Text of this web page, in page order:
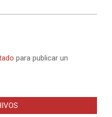
para publicar un